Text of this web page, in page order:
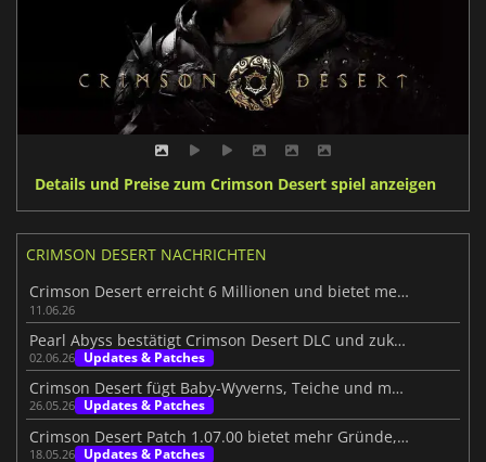
Details und Preise zum Crimson Desert spiel anzeigen
CRIMSON DESERT NACHRICHTEN
Crimson Desert erreicht 6 Millionen und bietet mehr
11.06.26
Pearl Abyss bestätigt Crimson Desert DLC und zukünftige Inhalte
02.06.26 Updates & Patches
Crimson Desert fügt Baby-Wyverns, Teiche und mehr hinzu
26.05.26 Updates & Patches
Crimson Desert Patch 1.07.00 bietet mehr Gründe, wieder einzusteigen
18.05.26 Updates & Patches